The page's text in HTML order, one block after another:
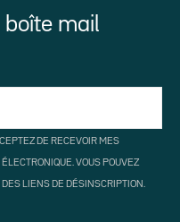
boîte mail
DE RECEVOIR MES
VOUS POUVEZ
LIENS DE DÉSINSCRIPTION.